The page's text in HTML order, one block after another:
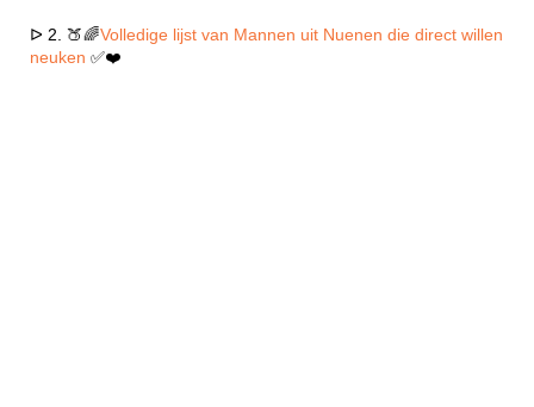
ᐅ 2. 🍑🌈Volledige lijst van Mannen uit Nuenen die direct willen
neuken ✅❤️